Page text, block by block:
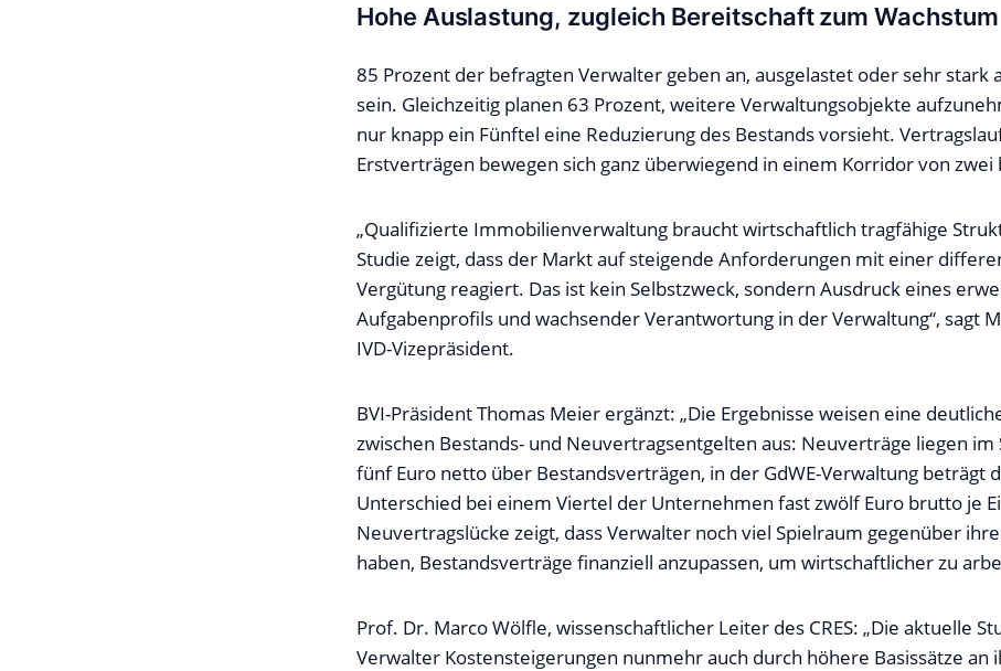
Hohe Auslastung, zugleich Bereitschaft zum Wachstum
85 Prozent der befragten Verwalter geben an, ausgelastet oder sehr stark
sein. Gleichzeitig planen 63 Prozent, weitere Verwaltungsobjekte
nur knapp ein Fünftel eine Reduzierung des Bestands vorsieht.
Erstverträgen bewegen sich ganz überwiegend in einem Korridor von zwei
„Qualifizierte Immobilienverwaltung braucht wirtschaftlich tragfähige
Studie zeigt, dass der Markt auf steigende Anforderungen mit einer
Vergütung reagiert. Das ist kein Selbstzweck, sondern Ausdruck eines
Aufgabenprofils und wachsender Verantwortung in der Verwaltung“, sagt
IVD-Vizepräsident.
BVI-Präsident Thomas Meier ergänzt: „Die Ergebnisse weisen eine
zwischen Bestands- und Neuvertragsentgelten aus: Neuverträge liegen im
fünf Euro netto über Bestandsverträgen, in der GdWE-Verwaltung beträgt
Unterschied bei einem Viertel der Unternehmen fast zwölf Euro brutto je
Neuvertragslücke zeigt, dass Verwalter noch viel Spielraum gegenüber
haben, Bestandsverträge finanziell anzupassen, um wirtschaftlicher zu
Prof. Dr. Marco Wölfle, wissenschaftlicher Leiter des CRES: „Die aktuelle
Verwalter Kostensteigerungen nunmehr auch durch höhere Basissätze an